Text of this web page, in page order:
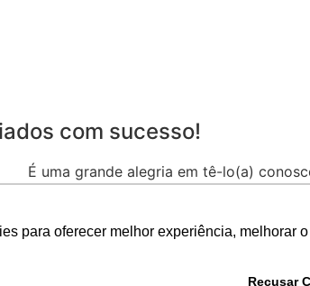
para oferecer melhor experiência, melhorar
Recusar
com sucesso!
É uma grande alegria em tê-lo(a)
voluntarios@piox.org.br ou no tel.: (83)